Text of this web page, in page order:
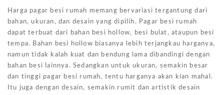
Harga pagar besi rumah memang bervariasi tergantung dari
bahan, ukuran, dan desain yang dipilih. Pagar besi rumah
dapat terbuat dari bahan besi hollow, besi bulat, ataupun besi
tempa. Bahan besi hollow biasanya lebih terjangkau harganya,
namun tidak kalah kuat dan bendung lama dibandingi dengan
bahan besi lainnya. Sedangkan untuk ukuran, semakin besar
dan tinggi pagar besi rumah, tentu harganya akan kian mahal.
Itu juga dengan desain, semakin rumit dan artistik desain